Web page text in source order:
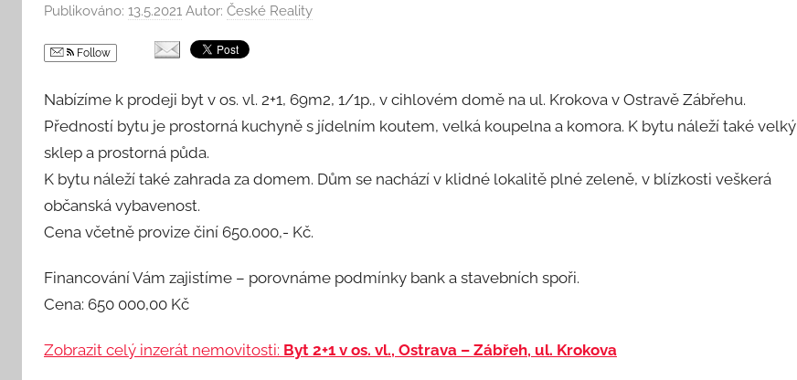
Publikováno: 13.5.2021 Autor: České Reality
Follow
Nabízíme k prodeji byt v os. vl. 2+1, 69m2, 1/1p., v cihlovém domě na ul. Krokova v Ostravě Zábřehu.
Předností bytu je prostorná kuchyně s jídelním koutem, velká koupelna a komora. K bytu náleží také velký
sklep a prostorná půda.
K bytu náleží také zahrada za domem. Dům se nachází v klidné lokalitě plné zeleně, v blízkosti veškerá
občanská vybavenost.
Cena včetně provize činí 650.000,- Kč.
Financování Vám zajistíme – porovnáme podmínky bank a stavebních spoři.
Cena: 650 000,00 Kč
Zobrazit celý inzerát nemovitosti: Byt 2+1 v os. vl., Ostrava – Zábřeh, ul. Krokova